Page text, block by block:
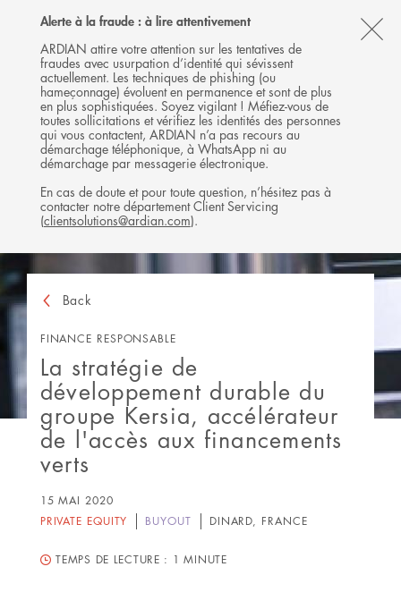
Alerte à la fraude : à lire attentivement
ARDIAN attire votre attention sur les tentatives de
fraudes avec usurpation d’identité qui sévissent
actuellement. Les techniques de phishing (ou
hameçonnage) évoluent en permanence et sont de plus
en plus sophistiquées. Soyez vigilant ! Méfiez-vous de
toutes sollicitations et vérifiez les identités des personnes
qui vous contactent, ARDIAN n’a pas recours au
démarchage téléphonique, à WhatsApp ni au
démarchage par messagerie électronique.
En cas de doute et pour toute question, n’hésitez pas à
contacter notre département Client Servicing
(clientsolutions@ardian.com).
Follow
Ardian
on
X
Follow
Ardian
on
LinkedIn
Follow
Ardian
on
YouTube
Ardian
on
Jobs
on
LinkedIn
MENU
Back
FINANCE RESPONSABLE
La stratégie de
développement durable du
groupe Kersia, accélérateur
de l'accès aux financements
verts
15 MAI 2020
PRIVATE EQUITY
BUYOUT DINARD, FRANCE
TEMPS DE LECTURE : 1 MINUTE